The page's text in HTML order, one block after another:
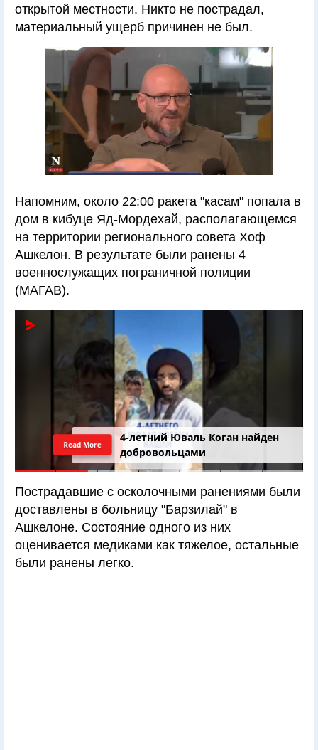
открытой местности. Никто не пострадал,
материальный ущерб причинен не был.
Напомним, около 22:00 ракета "касам" попала в
дом в кибуце Яд-Мордехай, располагающемся
на территории регионального совета Хоф
Ашкелон. В результате были ранены 4
военнослужащих пограничной полиции
(МАГАВ).
4-летний Юваль Коган найден
добровольцами
Read More
Пострадавшие с осколочными ранениями были
доставлены в больницу "Барзилай" в
Ашкелоне. Состояние одного из них
оценивается медиками как тяжелое, остальные
были ранены легко.